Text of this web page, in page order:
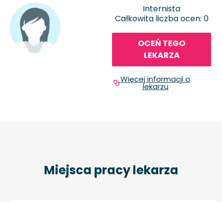
Internista
Całkowita liczba ocen: 0
OCEŃ TEGO
LEKARZA
Więcej informacji o
lekarzu
Miejsca pracy lekarza